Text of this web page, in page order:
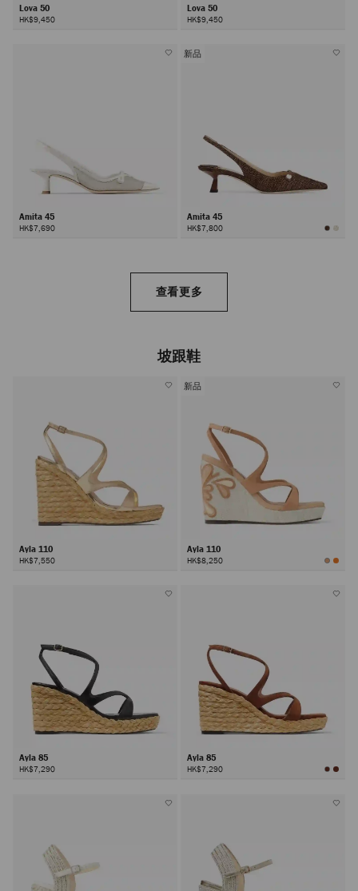
Lova 50
HK$9,450
Lova 50
HK$9,450
Amita 45
HK$7,690
新品
Amita 45
HK$7,800
查看更多
坡跟鞋
Ayla 110
HK$7,550
新品
Ayla 110
HK$8,250
Ayla 85
HK$7,290
Ayla 85
HK$7,290